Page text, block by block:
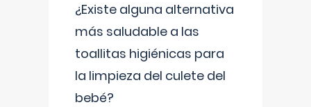
¿Existe alguna alternativa
más saludable a las
toallitas higiénicas para
la limpieza del culete del
bebé?